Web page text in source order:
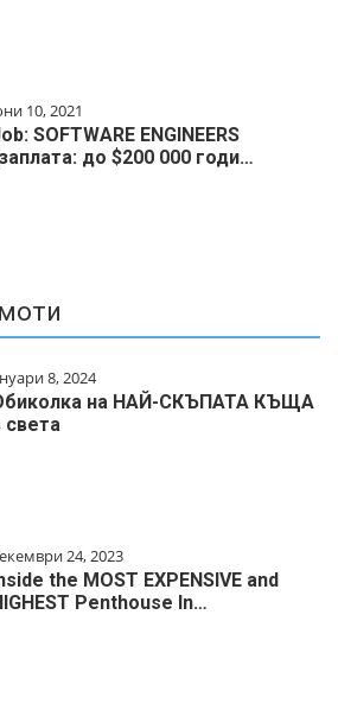
10, 2021
SOFTWARE ENGINEERS
до $200 000 годи…
8, 2024
на НАЙ-СКЪПАТА КЪЩА
света
24, 2023
the MOST EXPENSIVE and
Penthouse In…